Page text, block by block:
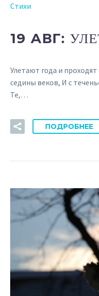
Стихи
19 АВГ:
Улетают года и проходят
седины веков, И с
Те,…
ПОДРОБНЕЕ